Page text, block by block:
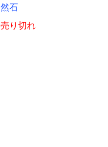
然石
売り切れ